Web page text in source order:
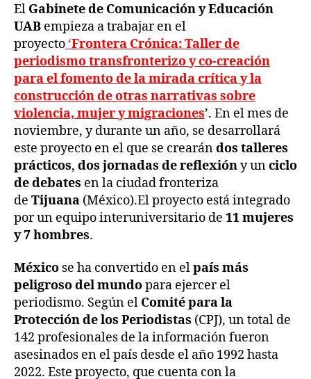
El Gabinete de Comunicación y Educación
UAB empieza a trabajar en el
proyecto ‘Frontera Crónica: Taller de
periodismo transfronterizo y co-creación
para el fomento de la mirada crítica y la
construcción de otras narrativas sobre
violencia, mujer y migraciones’. En el mes de
noviembre, y durante un año, se desarrollará
este proyecto en el que se crearándos talleres
prácticos, dos jornadas de reflexióny unciclo
de debates en la ciudad fronteriza
de Tijuana (México).El proyecto está integrado
por un equipo interuniversitario de 11 mujeres
y 7 hombres.
México se ha convertido en elpaís más
peligroso del mundopara ejercer el
periodismo. Según el Comité para la
Protección de los Periodistas (CPJ), un total de
142 profesionales de la información fueron
asesinados en el país desde el año 1992 hasta
2022. Este proyecto, que cuenta con la